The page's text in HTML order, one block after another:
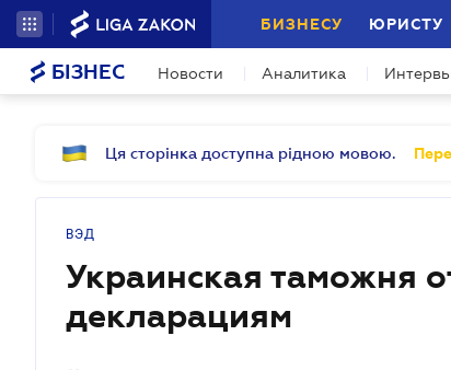
БИЗНЕСУ ЮРИСТУ
БІЗНЕС Новости Аналитика
Ця сторінка доступна рідною мовою.
ВЭД
Украинская таможня
декларациям